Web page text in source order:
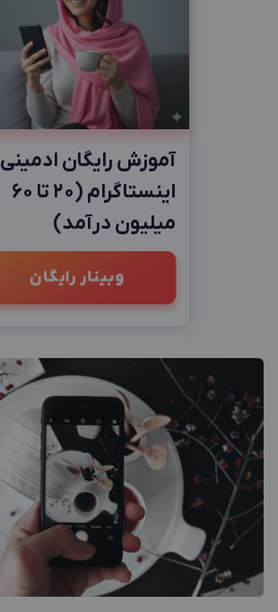
آموزش رایگان ادمینی
اینستاگرام (20 تا 60
میلیون درآمد)
وبینار رایگان